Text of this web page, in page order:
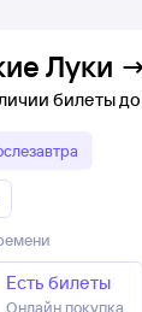
Луки
билеты
Есть билеты
Онлайн покупка